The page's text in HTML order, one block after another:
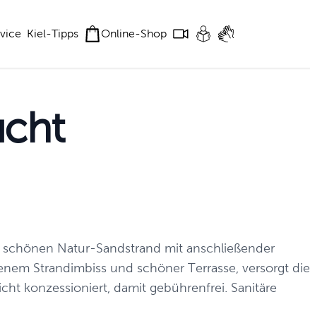
Kiel-Tipps
Online-Shop
Natur-Sandstrand mit anschließender
Strandimbiss und schöner Terrasse, versorgt die
konzessioniert, damit gebührenfrei. Sanitäre